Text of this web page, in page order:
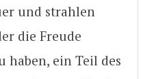
und strahlen
die Freude
haben, ein Teil des